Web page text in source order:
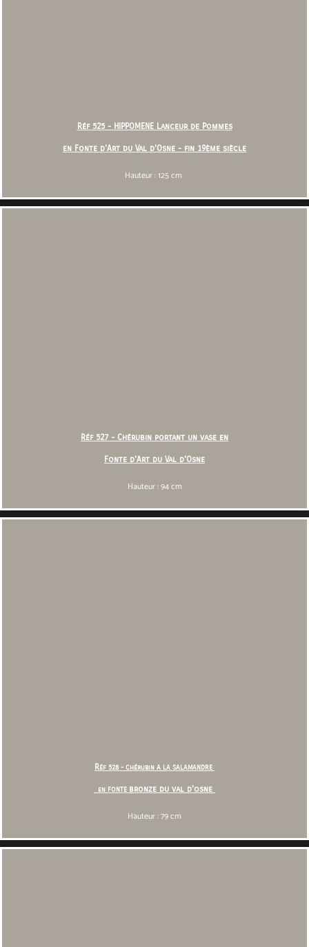
Réf 525 - HIPPOMENE Lanceur de Pommes
en Fonte d'Art du Val d'Osne - fin 19ème siècle
Hauteur : 125 cm
Réf 527 - Chérubin portant un vase en
Fonte d'Art du Val d'Osne
Hauteur : 94 cm
Réf 528 - Chérubin A LA SALAMANDRE
en FONTE bronze du val d'osne
Hauteur : 79 cm